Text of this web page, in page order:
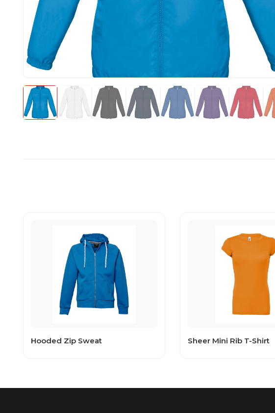
Hooded Zip Sweat Sheer Mini Rib T-Shirt